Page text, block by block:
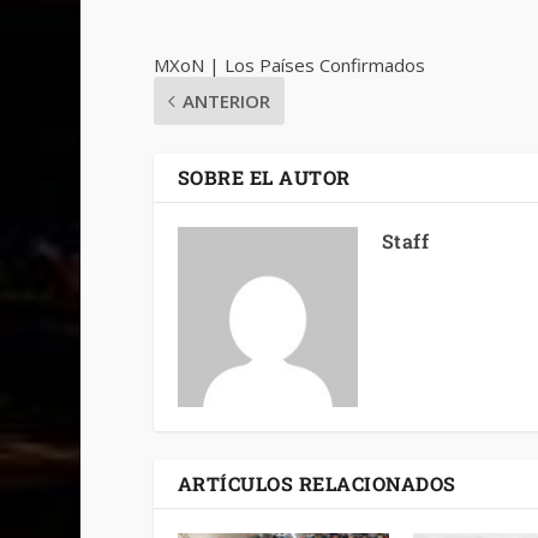
MXoN | Los Países Confirmados
ANTERIOR
SOBRE EL AUTOR
Staff
ARTÍCULOS RELACIONADOS